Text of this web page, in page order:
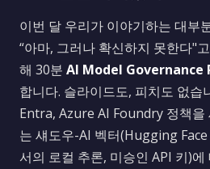
이번 달 우리가 이야기하는 대
“아마, 그러나 확신하지 못한다"
해 30분 AI Model Governance
합니다. 슬라이드도, 피치도 없
Entra, Azure AI Foundry 정책을
는 섀도우-AI 벡터(Hugging
서의 로컬 추론, 미승인 API 키)